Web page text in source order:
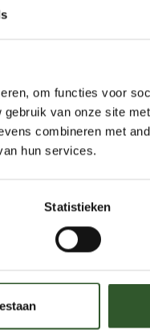
om functies voor
van onze site
combineren met
hun services.
Statistieken
de hond!
of